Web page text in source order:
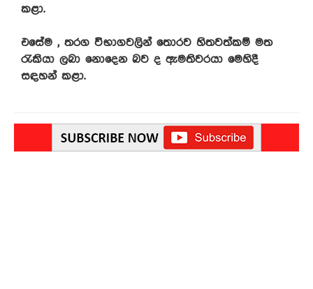
කළා.
එසේම , තරග විභාගවලින් තොරව හිතවත්කම් මත
රැකියා ලබා නොදෙන බව ද ඇමතිවරයා මෙහිදී
සඳහන් කළා.